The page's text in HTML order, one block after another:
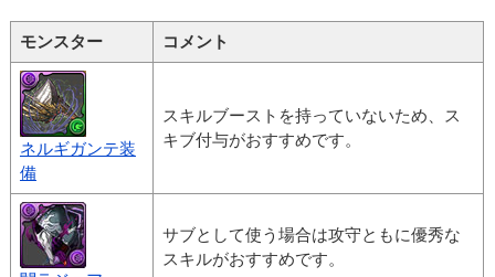
モンスター コメント
ネルギガンテ装
備
スキルブーストを持っていないため、ス
キブ付与がおすすめです。
サブとして使う場合は攻守ともに優秀な
スキルがおすすめです。